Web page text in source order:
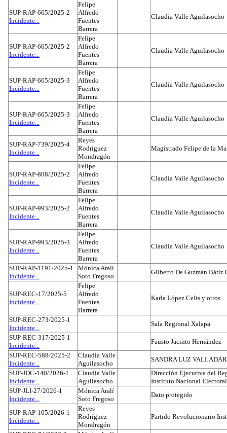
SUP-RAP-665/2025-2
Incidente...
Felipe
Alfredo
Fuentes
Barrera
Claudia Valle Aguilasocho
SUP-RAP-665/2025-2
Incidente...
Felipe
Alfredo
Fuentes
Barrera
Claudia Valle Aguilasocho
SUP-RAP-665/2025-3
Incidente...
Felipe
Alfredo
Fuentes
Barrera
Claudia Valle Aguilasocho
SUP-RAP-665/2025-3
Incidente...
Felipe
Alfredo
Fuentes
Barrera
Claudia Valle Aguilasocho
SUP-RAP-739/2025-4
Incidente...
Reyes
Rodríguez
Mondragón
Magistrado Felipe de la
SUP-RAP-808/2025-2
Incidente...
Felipe
Alfredo
Fuentes
Barrera
Claudia Valle Aguilasocho
SUP-RAP-993/2025-2
Incidente...
Felipe
Alfredo
Fuentes
Barrera
Claudia Valle Aguilasocho
SUP-RAP-993/2025-3
Incidente...
Felipe
Alfredo
Fuentes
Barrera
Claudia Valle Aguilasocho
SUP-RAP-1191/2025-1
Incidente...
Mónica Aralí
Soto Fregoso
Gilberto De Guzmán Bátiz
SUP-REC-17/2025-5
Incidente...
Felipe
Alfredo
Fuentes
Barrera
Karla López Celis y otros
SUP-REC-273/2025-1
Incidente...
Sala Regional Xalapa
SUP-REC-317/2025-1
Incidente...
Fausto Jacinto Hernández
SUP-REC-588/2025-2
Incidente...
Claudia Valle
Aguilasocho
SANDRA LUZ
SUP-JDC-140/2026-1
Incidente...
Claudia Valle
Aguilasocho
Dirección Ejecutiva del
Instituto Nacional Electoral
SUP-JLI-27/2026-1
Incidente...
Mónica Aralí
Soto Fregoso
Dato protegido
SUP-RAP-105/2026-1
Incidente...
Reyes
Rodríguez
Mondragón
Partido Revolucionario